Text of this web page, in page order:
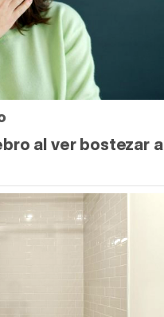
al ver bostezar a